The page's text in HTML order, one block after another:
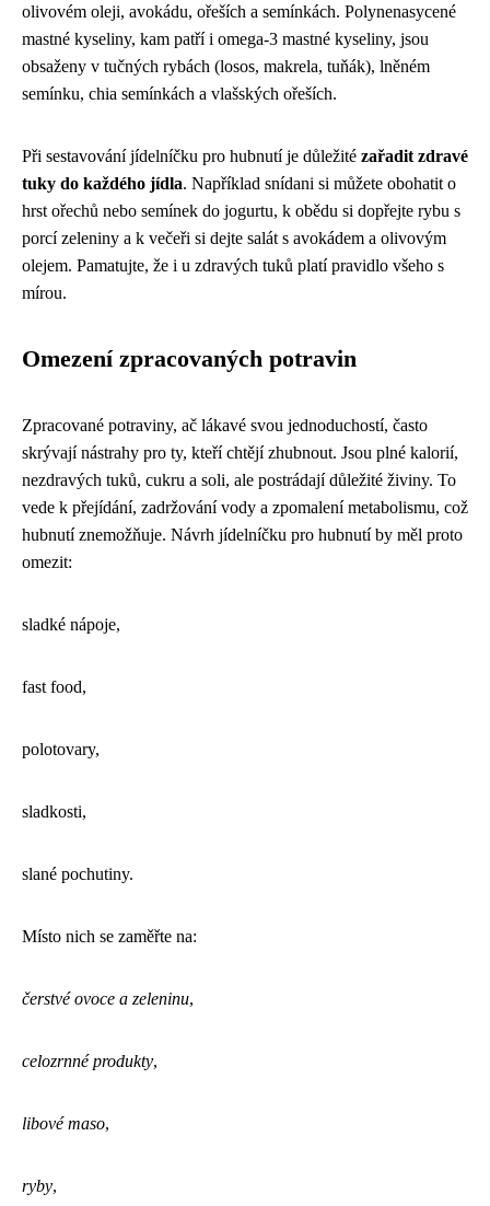
olivovém oleji, avokádu, ořeších a semínkách. Polynenasycené
mastné kyseliny, kam patří i omega-3 mastné kyseliny, jsou
obsaženy v tučných rybách (losos, makrela, tuňák), lněném
semínku, chia semínkách a vlašských ořeších.
Při sestavování jídelníčku pro hubnutí je důležité zařadit zdravé
tuky do každého jídla. Například snídani si můžete obohatit o
hrst ořechů nebo semínek do jogurtu, k obědu si dopřejte rybu s
porcí zeleniny a k večeři si dejte salát s avokádem a olivovým
olejem. Pamatujte, že i u zdravých tuků platí pravidlo všeho s
mírou.
Omezení zpracovaných potravin
Zpracované potraviny, ač lákavé svou jednoduchostí, často
skrývají nástrahy pro ty, kteří chtějí zhubnout. Jsou plné kalorií,
nezdravých tuků, cukru a soli, ale postrádají důležité živiny. To
vede k přejídání, zadržování vody a zpomalení metabolismu, což
hubnutí znemožňuje. Návrh jídelníčku pro hubnutí by měl proto
omezit:
sladké nápoje,
fast food,
polotovary,
sladkosti,
slané pochutiny.
Místo nich se zaměřte na:
čerstvé ovoce a zeleninu,
celozrnné produkty,
libové maso,
ryby,